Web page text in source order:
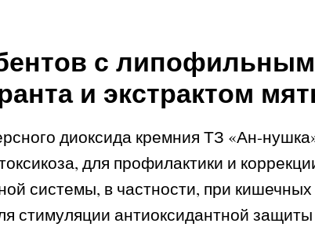
с
и экстрактом
диоксида кремния ТЗ «Ан-
для профилактики и
системы, в частности, при
стимуляции антиоксидантной